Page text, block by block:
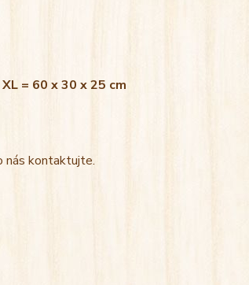
= 60 x 30 x 25 cm
nás kontaktujte.